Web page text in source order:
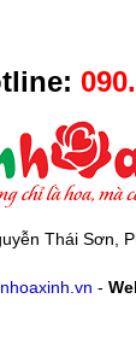
Thái Sơn,
-